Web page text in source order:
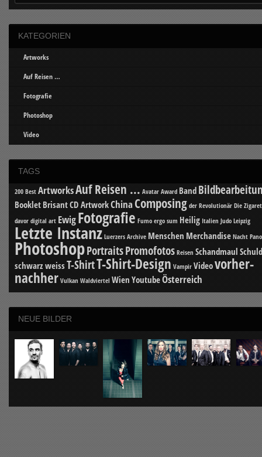
KATEGORIEN
Artworks
Auf Reisen …
Fotografie
Photoshop
Video
TAGS
200 Best ArtworksAuf Reisen ... Avatar Award Band
Booklet BrisantCD ArtworkChinaComposing der Revolutionär Die
davor digital art EwigFotografie Fumo ergo sum Heilig Italien Judo Leipzig
Letzte Instanz Luerzers Archive Menschen Merchandise Nacht
PhotoshopPortraitsPromofotos Reisen Schandmaul
schwarz weissT-ShirtT-Shirt-Design Vampir Videovorher-
nachher Vulkan Waldviertel Wien YoutubeÖsterreich
NEUE BILDER